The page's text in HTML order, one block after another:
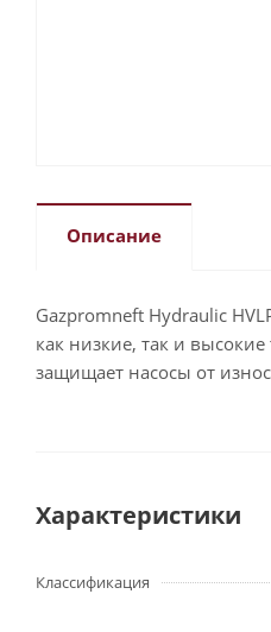
Описание
Gazpromneft Hydraulic
как низкие, так и
защищает насосы от
Характеристики
Классификация